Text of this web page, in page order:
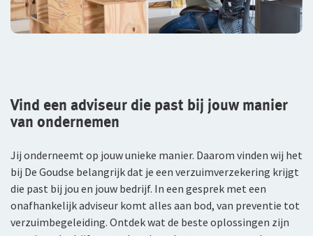
Vind een adviseur die past bij jouw manier
van ondernemen
Jij onderneemt op jouw unieke manier. Daarom vinden wij het
bij De Goudse belangrijk dat je een verzuimverzekering krijgt
die past bij jou en jouw bedrijf. In een gesprek met een
onafhankelijk adviseur komt alles aan bod, van preventie tot
verzuimbegeleiding. Ontdek wat de beste oplossingen zijn